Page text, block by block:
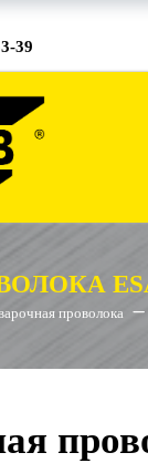
39
проволока